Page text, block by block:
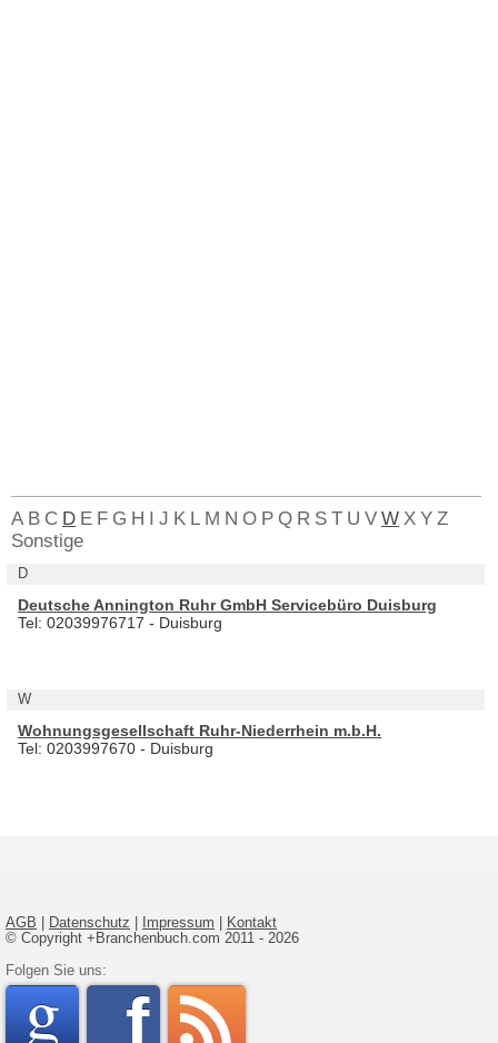
A B C D E F G H I J K L M N O P Q R S T U V W X Y Z
Sonstige
D
Deutsche Annington Ruhr GmbH Servicebüro Duisburg
Tel: 02039976717 - Duisburg
W
Wohnungsgesellschaft Ruhr-Niederrhein m.b.H.
Tel: 0203997670 - Duisburg
AGB Datenschutz Impressum
Kontakt
© Copyright +Branchenbuch.com 2011 - 2026
Folgen Sie uns:
google